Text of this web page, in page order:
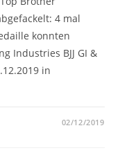
4 mal
konnten
Industries BJJ GI &
in
02/12/2019